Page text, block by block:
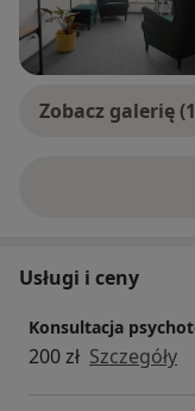
Zobacz galerię
Usługi i ceny
Konsultacja
200 zł Szczegóły